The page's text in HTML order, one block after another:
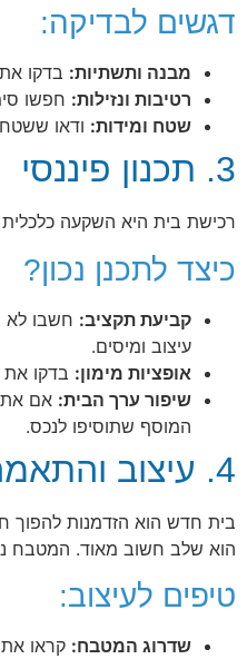
דגשים לבדיקה:
מבנה ותשתיות: בדקו
רטיבות ונזילות: חפשו
שטח ומידות: ודאו ששטח
3. תכנון פיננסי
רכישת בית היא השקעה
כיצד לתכנן נכון?
קביעת תקציב: חשבו לא
עיצוב ומיסים.
אופציות מימון: בדקו את
שיפור ערך הבית: אם
המוסף שתוסיפו לנכס.
4. עיצוב והתאמה אישית
בית חדש הוא הזדמנות להפוך
הוא שלב חשוב מאוד. המטבח
טיפים לעיצוב:
שדרוג המטבח: קראו את